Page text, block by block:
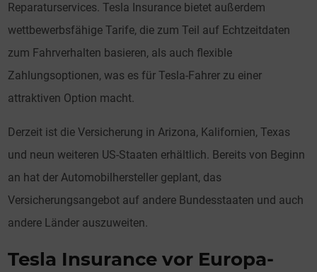
Reparaturservices. Tesla Insurance bietet außerdem
wettbewerbsfähige Tarife, die zum Teil auf Echtzeitdaten
zum Fahrverhalten basieren, als auch flexible
Zahlungsoptionen, was es für Tesla-Fahrer zu einer
attraktiven Option macht.
Derzeit ist die Versicherung in Arizona, Kalifornien, Texas
und neun weiteren US-Staaten erhältlich. Bereits von Beginn
an hat der Automobilhersteller geplant, das
Versicherungsangebot auf andere Bundesstaaten und auch
andere Länder auszuweiten.
Tesla Insurance vor Europa-